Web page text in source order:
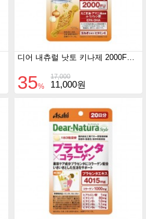
디어 내츄럴 낫토 키나제 2000FU 20일분
17,000
35% 11,000원